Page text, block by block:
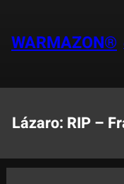
contenido
WARMAZON®
Lázaro: RIP –